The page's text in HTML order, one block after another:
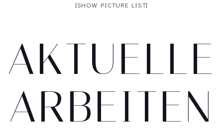
[SHOW PICTURE LIST]
AKTUELLE
ARBEITEN